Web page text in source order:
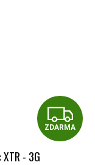
ZDARMA
- 3G